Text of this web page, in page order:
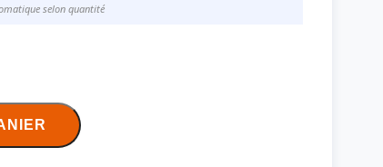
selon quantité